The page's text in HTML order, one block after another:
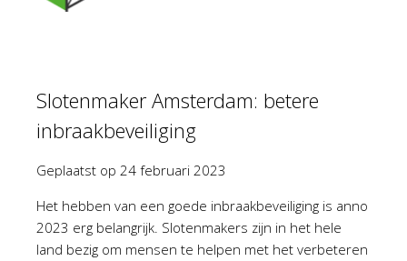
Slotenmaker Amsterdam: betere
inbraakbeveiliging
Geplaatst op 24 februari 2023
Het hebben van een goede inbraakbeveiliging is anno
2023 erg belangrijk. Slotenmakers zijn in het hele
land bezig om mensen te helpen met het verbeteren